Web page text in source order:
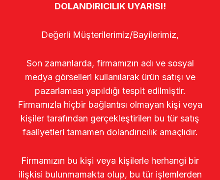
DOLANDIRICILIK UYARISI!
Değerli Müşterilerimiz/Bayilerimiz,
Son zamanlarda, firmamızın adı ve sosyal
medya görselleri kullanılarak ürün satışı ve
pazarlaması yapıldığı tespit edilmiştir.
Firmamızla hiçbir bağlantısı olmayan kişi veya
kişiler tarafından gerçekleştirilen bu tür satış
faaliyetleri tamamen dolandırıcılık amaçlıdır.
Firmamızın bu kişi veya kişilerle herhangi bir
ilişkisi bulunmamakta olup, bu tür işlemlerden